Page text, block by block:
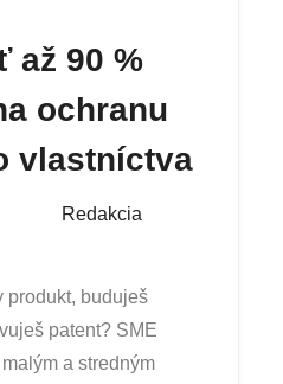
až 90 %
ochranu
vlastníctva
Redakcia
produkt, buduješ
patent? SME
a stredným